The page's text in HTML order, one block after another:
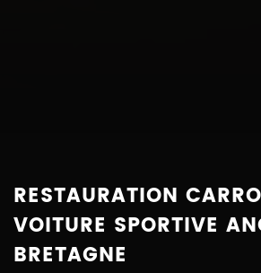
RESTAURATION
VOITURE SPORTIVE
BRETAGNE